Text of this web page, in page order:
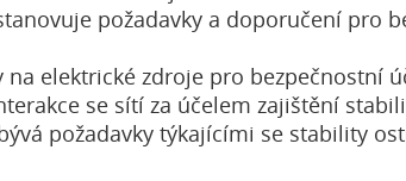
požadavky a doporučení pro
na elektrické zdroje pro bezpečnostní
se sítí za účelem zajištění
požadavky týkajícími se stability